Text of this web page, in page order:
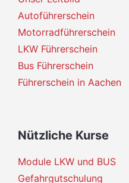
Autoführerschein
Motorradführerschein
LKW Führerschein
Bus Führerschein
Führerschein in Aachen
Nützliche Kurse
Module LKW und BUS
Gefahrgutschulung